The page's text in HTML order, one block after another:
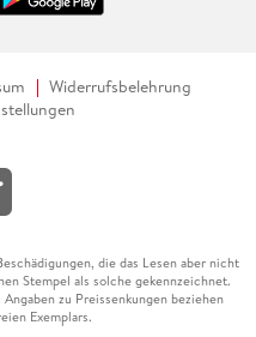
Widerrufsbelehrung
die das Lesen aber nicht
Stempel als solche gekennzeichnet.
zu Preissenkungen beziehen
Exemplars.